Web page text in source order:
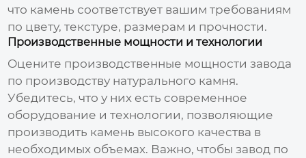
что камень соответствует вашим требованиям
по цвету, текстуре, размерам и прочности.
Производственные мощности и технологии
Оцените производственные мощностизавода
по производству натурального камня.
Убедитесь, что у них есть современное
оборудование и технологии, позволяющие
производить камень высокого качества в
необходимых объемах. Важно, чтобызавод по